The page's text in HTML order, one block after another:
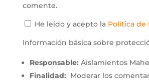
comente.
He leído y acepto la Política de
Información básica sobre
Responsable: Aislamientos
Finalidad: Moderar los